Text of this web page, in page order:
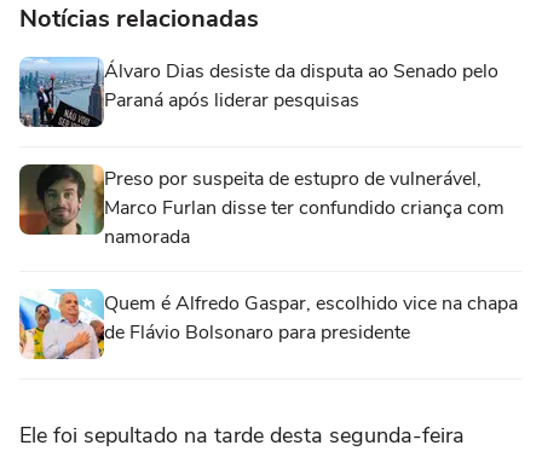
Notícias relacionadas
Álvaro Dias desiste da disputa ao Senado pelo
Paraná após liderar pesquisas
Preso por suspeita de estupro de vulnerável,
Marco Furlan disse ter confundido criança com
namorada
Quem é Alfredo Gaspar, escolhido vice na chapa
de Flávio Bolsonaro para presidente
Ele foi sepultado na tarde desta segunda-feira